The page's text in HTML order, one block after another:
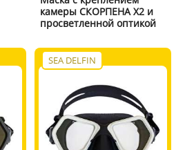
камеры СКОРПЕНА X2 и
просветленной оптикой
SEA DELFIN